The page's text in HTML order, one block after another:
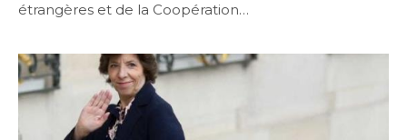
étrangères et de la Coopération…